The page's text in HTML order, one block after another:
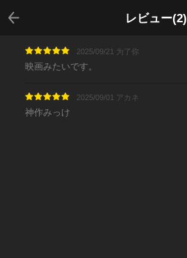
レビュー(2)
戻る
2025/09/21 为了你
映画みたいです。
2025/09/01 アカネ
神作みっけ